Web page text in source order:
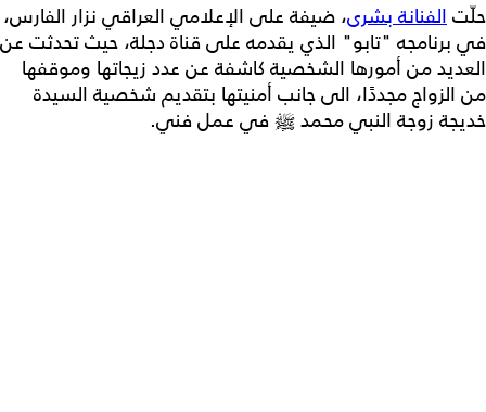
حلّتالفنانة بشرى، ضيفة على الإعلامي العراقي نزار الفارس،
في برنامجه "تابو" الذي يقدمه على قناة دجلة، حيث تحدثت عن
العديد من أمورها الشخصية كاشفة عن عدد زيجاتها وموقفها
من الزواج مجددًا، الى جانب أمنيتها بتقديم شخصية السيدة
خديجة زوجة النبي محمد ﷺ في عمل فني.